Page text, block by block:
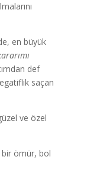
en büyük
def
saçan
ve özel
bir ömür, bol